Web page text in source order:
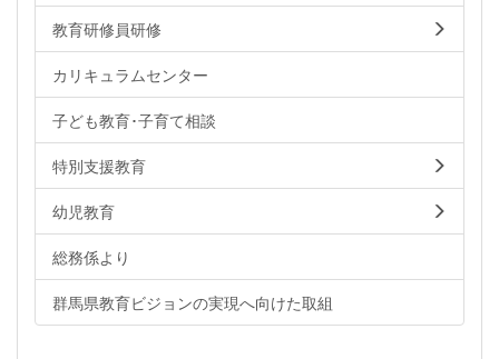
教育研修員研修
カリキュラムセンター
子ども教育･子育て相談
特別支援教育
幼児教育
総務係より
群馬県教育ビジョンの実現へ向けた取組